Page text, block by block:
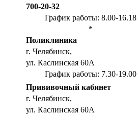
700-20-32
График работы: 8.00-16.18
*
Поликлиника
г. Челябинск,
ул. Каслинская 60А
График работы: 7.30-19.00
Прививочный кабинет
г. Челябинск,
ул. Каслинская 60А